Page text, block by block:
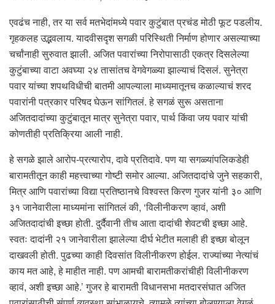
एवढंच नाही, तर या सर्व मतभेदांमध्ये पवार कुटुंबात प्रचंड मोठी फूट पडलीय.
गृहकलह उद्भवलाय. यादवीसदृश सगळी परिस्थिती निर्माण होणार असल्याच्या
चर्चांनाही सुरुवात झाली. अजित पवारांच्या निरोपासाठी एकत्र दिसलेल्या
कुटुंबाच्या वाटा अवघ्या २४ तासांतच वेगवेगळ्या झाल्याचं दिसलं. सुनेत्रा
पवार यांच्या शपथविधीची बातमी आपल्याला माध्यमातूनच कळाल्याचं शरद
पवारांनी पत्रकार परिषद घेऊन सांगितलं. हे सगळं सुरू असताना
अजितदादांच्या कुटुंबातून मात्र सुनेत्रा पवार, पार्थ किंवा जय पवार यांची
कोणतीही प्रतिक्रिया आली नाही.
हे सगळे झाले आरोप-प्रत्यारोप, दावे प्रतिदावे. पण या सगळ्यांपलिकडेही
बारामतीतून काही महत्त्वाच्या गोष्टी समोर आल्या. अजितदादांचे जुने सहकारी,
मित्र आणि पवारांच्या विद्या प्रतिष्ठानचे विश्वस्त किरण गुजर यांनी ३० आणि
३१ जानेवारीला माध्यमांना सांगितलं की, ‘विलीनीकरण व्हावं, अशी
अजितदादांची इच्छा होती. दुर्दैवानी तीच आता दादांची शेवटची इच्छा आहे.
स्वतः दादांनी २१ जानेवारीला झालेल्या दीर्घ भेटीत मलाही ही इच्छा बोलून
दाखवली होती. पुढच्या काही दिवसांत विलीनीकरण होईल. राज्यांच्या नेत्यांचं
काय मत आहे, हे माहीत नाही. पण आमची बारामतीकरांचीही विलीनीकरण
व्हावं, अशी इच्छा आहे.’ गुजर हे बारामती विधानसभा मतदारसंघात अजित